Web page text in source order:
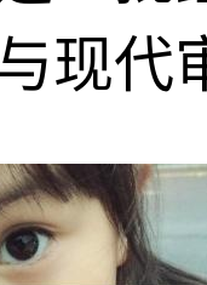
现代